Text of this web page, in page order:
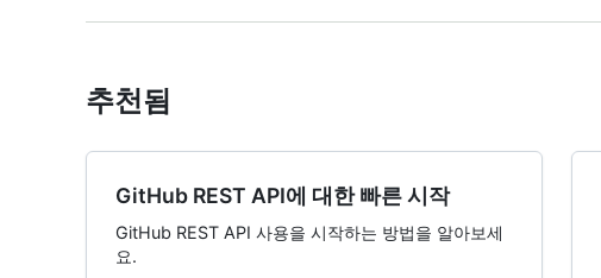
추천됨
GitHub REST API에 대한 빠른 시작
GitHub REST API 사용을 시작하는 방법을 알아보세
요.